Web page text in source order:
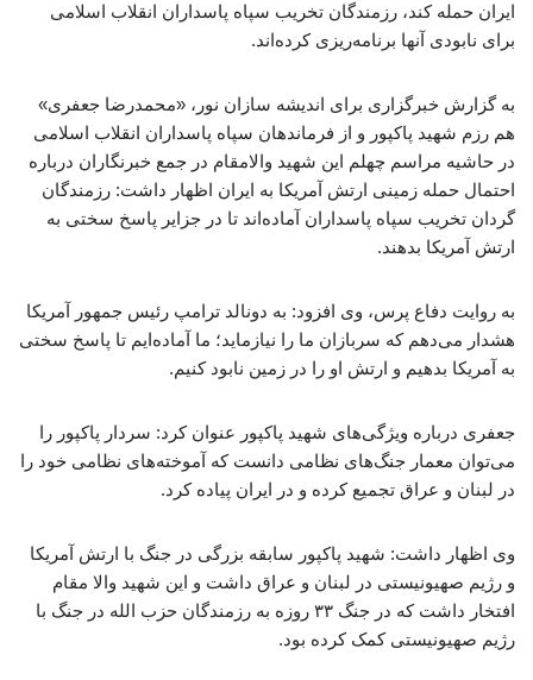
ایران حمله کند، رزمندگان تخریب سپاه پاسداران انقلاب اسلامی
برای نابودی آنها برنامه‌ریزی کرده‌اند.
به گزارش خبرگزاری برای اندیشه سازان نور، «محمدرضا جعفری»
هم رزم شهید پاکپور و از فرماندهان سپاه پاسداران انقلاب اسلامی
در حاشیه مراسم چهلم این شهید والامقام در جمع خبرنگاران درباره
احتمال حمله زمینی ارتش آمریکا به ایران اظهار داشت: رزمندگان
گردان تخریب سپاه پاسداران آماده‌اند تا در جزایر پاسخ سختی به
ارتش آمریکا بدهند.
به روایت دفاع پرس، وی افزود: به دونالد ترامپ رئیس جمهور آمریکا
هشدار می‌دهم که سربازان ما را نیازماید؛ ما آماده‌ایم تا پاسخ سختی
به آمریکا بدهیم و ارتش او را در زمین نابود کنیم.
جعفری درباره ویژگی‌های شهید پاکپور عنوان کرد: سردار پاکپور را
می‌توان معمار جنگ‌های نظامی دانست که آموخته‌های نظامی خود را
در لبنان و عراق تجمیع کرده و در ایران پیاده کرد.
وی اظهار داشت: شهید پاکپور سابقه بزرگی در جنگ با ارتش آمریکا
و رژیم صهیونیستی در لبنان و عراق داشت و این شهید والا مقام
افتخار داشت که در جنگ ۳۳ روزه به رزمندگان حزب الله در جنگ با
رژیم صهیونیستی کمک کرده بود.